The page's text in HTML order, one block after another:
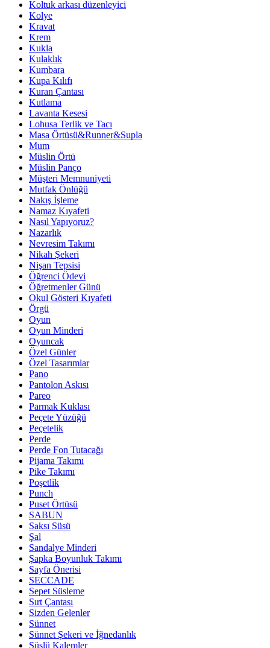
Koltuk arkası düzenleyici
Kolye
Kravat
Krem
Kukla
Kulaklık
Kumbara
Kupa Kılıfı
Kuran Çantası
Kutlama
Lavanta Kesesi
Lohusa Terlik ve Tacı
Masa Örtüsü&Runner&Supla
Mum
Müslin Örtü
Müslin Panço
Müşteri Memnuniyeti
Mutfak Önlüğü
Nakış İşleme
Namaz Kıyafeti
Nasıl Yapıyoruz?
Nazarlık
Nevresim Takımı
Nikah Şekeri
Nişan Tepsisi
Öğrenci Ödevi
Öğretmenler Günü
Okul Gösteri Kıyafeti
Örgü
Oyun
Oyun Minderi
Oyuncak
Özel Günler
Özel Tasarımlar
Pano
Pantolon Askısı
Pareo
Parmak Kuklası
Peçete Yüzüğü
Peçetelik
Perde
Perde Fon Tutacağı
Pijama Takımı
Pike Takımı
Poşetlik
Punch
Puset Örtüsü
SABUN
Saksı Süsü
Şal
Sandalye Minderi
Şapka Boyunluk Takımı
Sayfa Önerisi
SECCADE
Sepet Süsleme
Sırt Çantası
Sizden Gelenler
Sünnet
Sünnet Şekeri ve İğnedanlık
Süslü Kalemler